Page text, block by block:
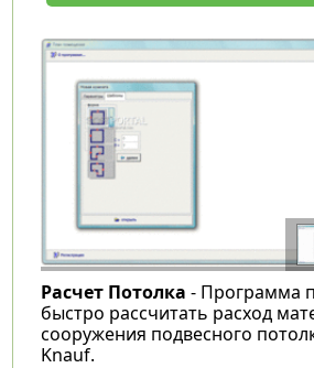
Расчет Потолка - Программа
быстро рассчитать расход
сооружения подвесного
Knauf.